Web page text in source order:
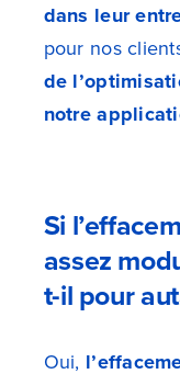
dans leur
pour nos
de
notre
Si
assez
t-il pour
Oui,